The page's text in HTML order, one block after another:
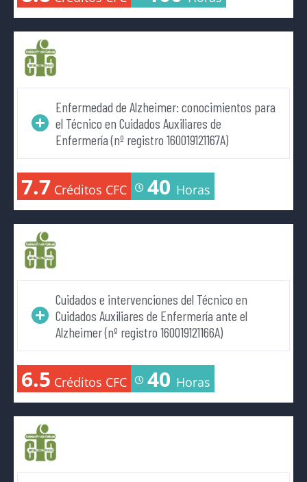
Enfermedad de Alzheimer: conocimientos para
el Técnico en Cuidados Auxiliares de
Enfermería (nº registro 160019121167A)
7.7 Créditos CFC 40 Horas
Cuidados e intervenciones del Técnico en
Cuidados Auxiliares de Enfermería ante el
Alzheimer (nº registro 160019121166A)
6.5 Créditos CFC 40 Horas